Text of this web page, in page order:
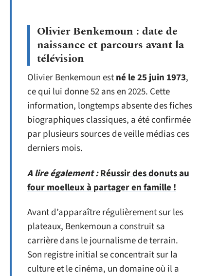
Olivier Benkemoun : date de
naissance et parcours avant la
télévision
Olivier Benkemoun estné le 25 juin 1973,
ce qui lui donne 52 ans en 2025. Cette
information, longtemps absente des fiches
biographiques classiques, a été confirmée
par plusieurs sources de veille médias ces
derniers mois.
A lire également :Réussir des donuts au
four moelleux à partager en famille !
Avant d’apparaître régulièrement sur les
plateaux, Benkemoun a construit sa
carrière dans le journalisme de terrain.
Son registre initial se concentrait sur la
culture et le cinéma, un domaine où il a